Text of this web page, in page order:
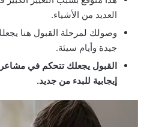
العديد من الأشياء.
وصولك لمرحلة القبول هنا
جيدة وأيام سيئة.
القبول يجعلك تتحكم في
إيجابية للبدء من جديد.